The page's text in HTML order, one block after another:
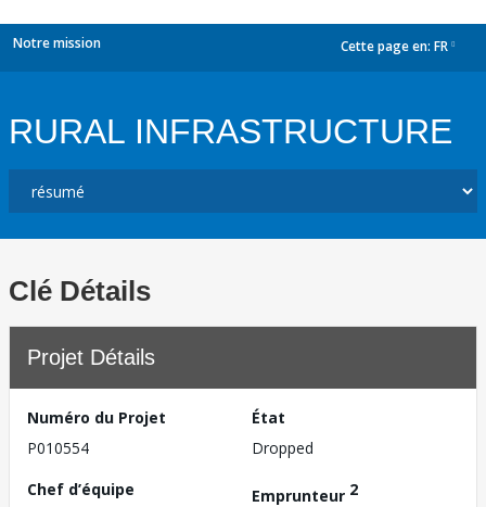
Notre mission Cette page en: FR
RURAL INFRASTRUCTURE
Clé Détails
Projet Détails
Numéro du Projet
P010554
État
Dropped
Chef d’équipe
Emprunteur 2